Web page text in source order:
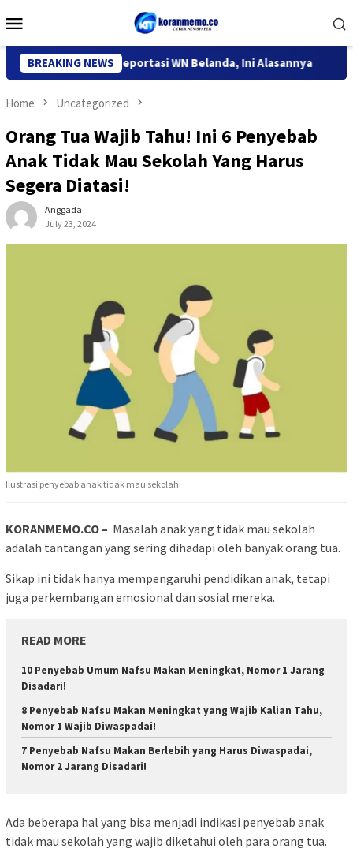
to
Menu
BREAKING NEWS
Kediri Deportasi WN Belanda, Ini Alasannya
Home Uncategorized
Orang Tua Wajib Tahu! Ini 6 Penyebab
Anak Tidak Mau Sekolah Yang Harus
Segera Diatasi!
Anggada
July 23, 2024
Ilustrasi penyebab anak tidak mau sekolah
KORANMEMO.CO – Masalah anak yang tidak mau sekolah
adalah tantangan yang sering dihadapi oleh banyak orang tua.
Sikap ini tidak hanya mempengaruhi pendidikan anak, tetapi
juga perkembangan emosional dan sosial mereka.
READ MORE
10 Penyebab Umum Nafsu Makan Meningkat, Nomor 1 Jarang
Disadari!
8 Penyebab Nafsu Makan Meningkat yang Wajib Kalian Tahu,
Nomor 1 Wajib Diwaspadai!
7 Penyebab Nafsu Makan Berlebih yang Harus Diwaspadai,
Nomor 2 Jarang Disadari!
Ada beberapa hal yang bisa menjadi indikasi penyebab anak
tidak mau sekolah yang wajib diketahui oleh para orang tua.